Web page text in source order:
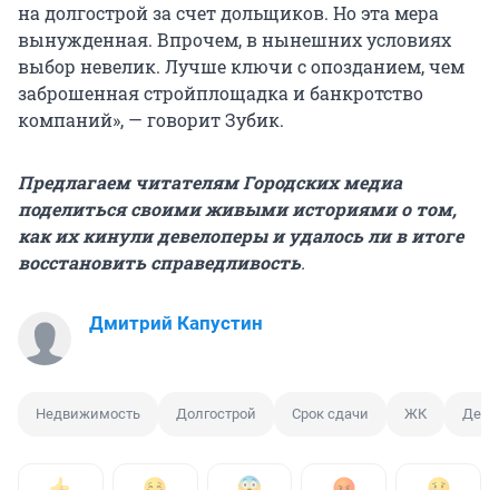
на долгострой за счет дольщиков. Но эта мера
вынужденная. Впрочем, в нынешних условиях
выбор невелик. Лучше ключи с опозданием, чем
заброшенная стройплощадка и банкротство
компаний», — говорит Зубик.
Предлагаем читателям Городских медиа
поделиться своими живыми историями о том,
как их кинули девелоперы и удалось ли в итоге
восстановить справедливость.
Дмитрий Капустин
Недвижимость Долгострой Срок сдачи ЖК